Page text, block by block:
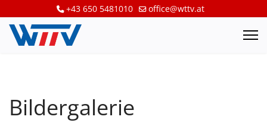
+43 650 5481010 office@wttv.at
Bildergalerie